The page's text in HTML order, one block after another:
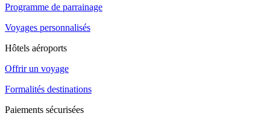
Programme de parrainage
Voyages personnalisés
Hôtels aéroports
Offrir un voyage
Formalités destinations
Paiements sécurisées